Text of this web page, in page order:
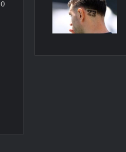
0